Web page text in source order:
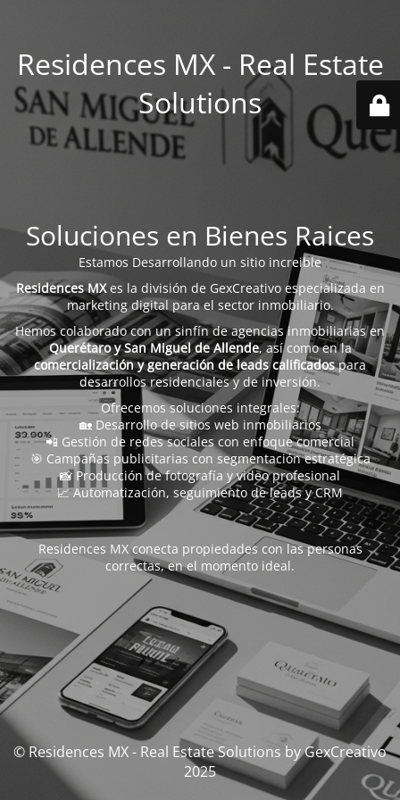
Residences MX - Real Estate
Solutions
Soluciones en Bienes Raices
Estamos Desarrollando un sitio increible
Residences MXes la división de GexCreativo especializada en
marketing digital para el sector inmobiliario.
Hemos colaborado con un sinfín de agencias inmobiliarias en
Querétaro y San Miguel de Allende, así como en la
comercialización y generación de leads calificadospara
desarrollos residenciales y de inversión.
Ofrecemos soluciones integrales:
🏡 Desarrollo de sitios web inmobiliarios
📲 Gestión de redes sociales con enfoque comercial
🎯 Campañas publicitarias con segmentación estratégica
📸 Producción de fotografía y video profesional
📈 Automatización, seguimiento de leads y CRM
Residences MX conecta propiedades con las personas
correctas, en el momento ideal.
© Residences MX - Real Estate Solutions by GexCreativo
2025